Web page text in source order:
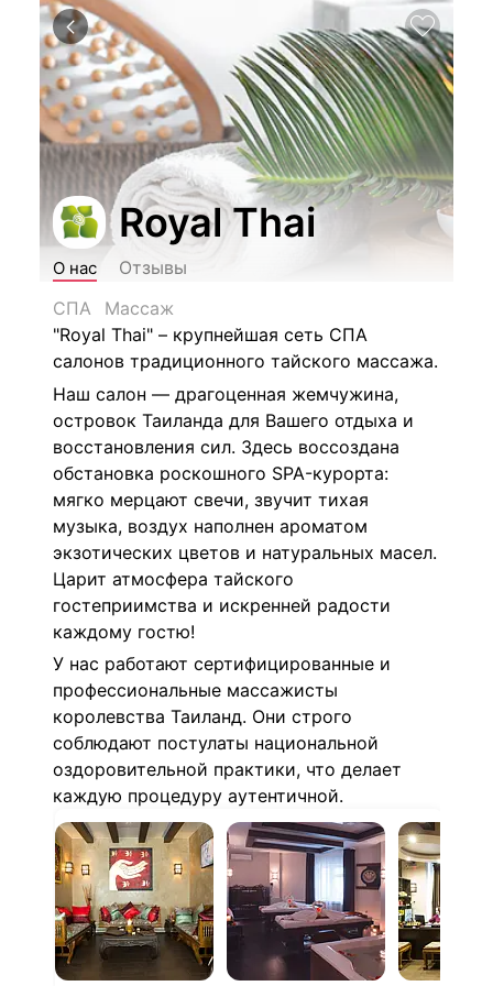
Royal Thai
О нас
Отзывы
СПА
Массаж
"Royal Thai" – крупнейшая сеть СПА
салонов традиционного тайского массажа.
Наш салон — драгоценная жемчужина,
островок Таиланда для Вашего отдыха и
восстановления сил. Здесь воссоздана
обстановка роскошного SPA-курорта:
мягко мерцают свечи, звучит тихая
музыка, воздух наполнен ароматом
экзотических цветов и натуральных масел.
Царит атмосфера тайского
гостеприимства и искренней радости
каждому гостю!
У нас работают сертифицированные и
профессиональные массажисты
королевства Таиланд. Они строго
соблюдают постулаты национальной
оздоровительной практики, что делает
каждую процедуру аутентичной.